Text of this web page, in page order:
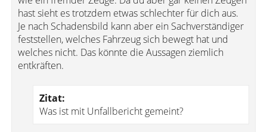
hast sieht es trotzdem etwas schlechter für dich aus.
Je nach Schadensbild kann aber ein Sachverständiger
feststellen, welches Fahrzeug sich bewegt hat und
welches nicht. Das könnte die Aussagen ziemlich
entkräften.
Zitat:
Was ist mit Unfallbericht gemeint?